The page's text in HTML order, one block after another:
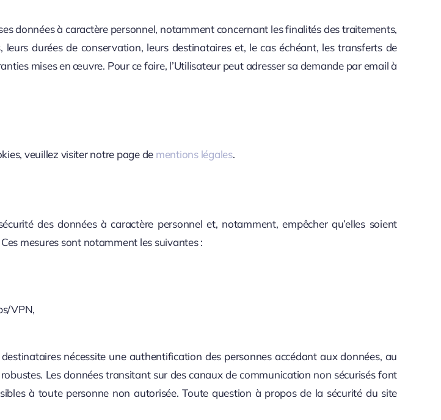
données à caractère personnel, notamment concernant les finalités des traitements,
durées de conservation, leurs destinataires et, le cas échéant, les transferts de
mises en œuvre. Pour ce faire, l’Utilisateur peut adresser sa demande par email à
veuillez visiter notre page de mentions légales.
des données à caractère personnel et, notamment, empêcher qu’elles soient
mesures sont notamment les suivantes :
VPN,
nécessite une authentification des personnes accédant aux données, au
Les données transitant sur des canaux de communication non sécurisés font
à toute personne non autorisée. Toute question à propos de la sécurité du site